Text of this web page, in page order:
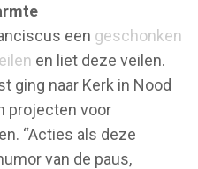
een geschonken
en liet deze veilen.
ging naar Kerk in Nood
projecten voor
“Acties als deze
van de paus,